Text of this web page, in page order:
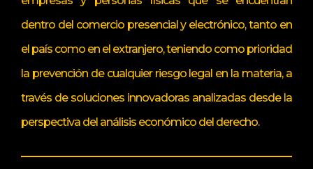
dentro del comercio presencial y electrónico, tanto en
el país como en el extranjero, teniendo como prioridad
la prevención de cualquier riesgo legal en la materia, a
través de soluciones innovadoras analizadas desde la
perspectiva del análisis económico del derecho.